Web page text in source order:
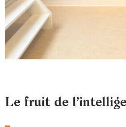
Le fruit de